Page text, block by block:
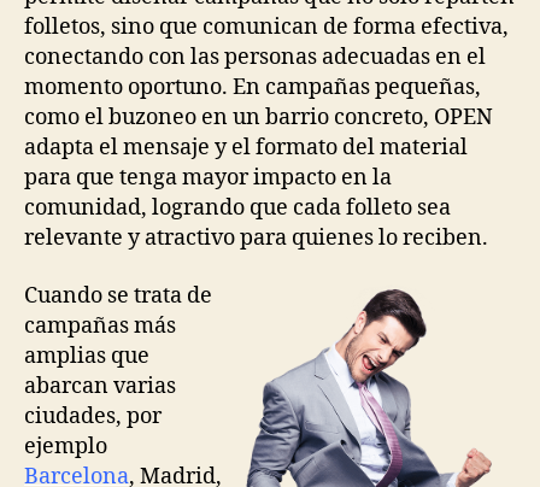
folletos, sino que comunican de forma efectiva,
conectando con las personas adecuadas en el
momento oportuno. En campañas pequeñas,
como el buzoneo en un barrio concreto, OPEN
adapta el mensaje y el formato del material
para que tenga mayor impacto en la
comunidad, logrando que cada folleto sea
relevante y atractivo para quienes lo reciben.
Cuando se trata de
campañas más
amplias que
abarcan varias
ciudades, por
ejemplo
Barcelona, Madrid,